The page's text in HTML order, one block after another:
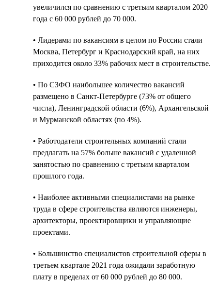
увеличился по сравнению с третьим кварталом 2020
года с 60 000 рублей до 70 000.
• Лидерами по вакансиям в целом по России стали
Москва, Петербург и Краснодарский край, на них
приходится около 33% рабочих мест в строительстве.
• По СЗФО наибольшее количество вакансий
размещено в Санкт-Петербурге (73% от общего
числа), Ленинградской области (6%), Архангельской
и Мурманской областях (по 4%).
• Работодатели строительных компаний стали
предлагать на 57% больше вакансий с удаленной
занятостью по сравнению с третьим кварталом
прошлого года.
• Наиболее активными специалистами на рынке
труда в сфере строительства являются инженеры,
архитекторы, проектировщики и управляющие
проектами.
• Большинство специалистов строительной сферы в
третьем квартале 2021 года ожидали заработную
плату в пределах от 60 000 рублей до 80 000.